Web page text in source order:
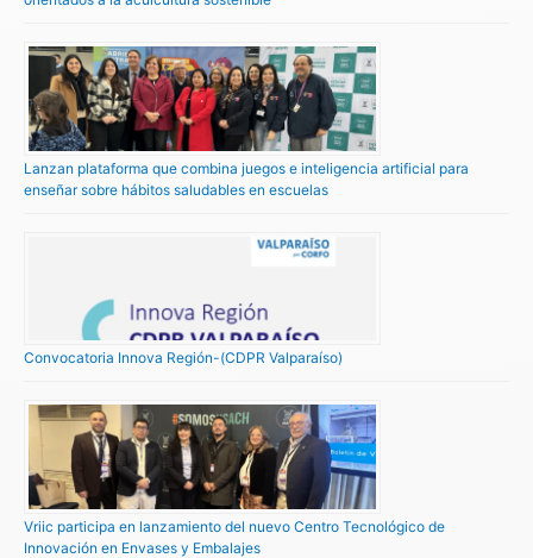
Lanzan plataforma que combina juegos e inteligencia artificial para
enseñar sobre hábitos saludables en escuelas
Convocatoria Innova Región-(CDPR Valparaíso)
Vriic participa en lanzamiento del nuevo Centro Tecnológico de
Innovación en Envases y Embalajes